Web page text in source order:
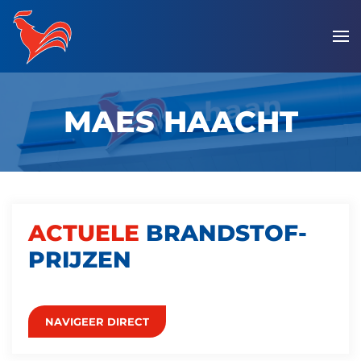
Overslaan
en
naar
inhoudMAES HAACHT
ACTUELE BRANDSTOF­
PRIJZEN
NAVIGEER DIRECT